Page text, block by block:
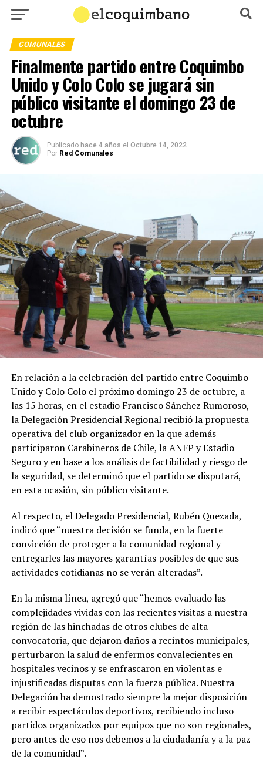
COMUNALES
Finalmente partido entre Coquimbo
Unido y Colo Colo se jugará sin
público visitante el domingo 23 de
octubre
Publicado hace 4 años el Octubre 14, 2022
Por Red Comunales
En relación a la celebración del partido entre Coquimbo
Unido y Colo Colo el próximo domingo 23 de octubre, a
las 15 horas, en el estadio Francisco Sánchez Rumoroso,
la Delegación Presidencial Regional recibió la propuesta
operativa del club organizador en la que además
participaron Carabineros de Chile, la ANFP y Estadio
Seguro y en base a los análisis de factibilidad y riesgo de
la seguridad, se determinó que el partido se disputará,
en esta ocasión, sin público visitante.
Al respecto, el Delegado Presidencial, Rubén Quezada,
indicó que “nuestra decisión se funda, en la fuerte
convicción de proteger a la comunidad regional y
entregarles las mayores garantías posibles de que sus
actividades cotidianas no se verán alteradas”.
En la misma línea, agregó que “hemos evaluado las
complejidades vividas con las recientes visitas a nuestra
región de las hinchadas de otros clubes de alta
convocatoria, que dejaron daños a recintos municipales,
perturbaron la salud de enfermos convalecientes en
hospitales vecinos y se enfrascaron en violentas e
injustificadas disputas con la fuerza pública. Nuestra
Delegación ha demostrado siempre la mejor disposición
a recibir espectáculos deportivos, recibiendo incluso
partidos organizados por equipos que no son regionales,
pero antes de eso nos debemos a la ciudadanía y a la paz
de la comunidad”.